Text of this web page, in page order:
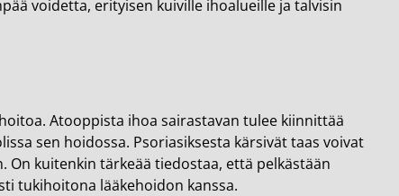
voidetta, erityisen kuiville ihoalueille ja talvisin
Atooppista ihoa sairastavan tulee kiinnittää
sen hoidossa. Psoriasiksesta kärsivät taas voivat
kuitenkin tärkeää tiedostaa, että pelkästään
tukihoitona lääkehoidon kanssa.